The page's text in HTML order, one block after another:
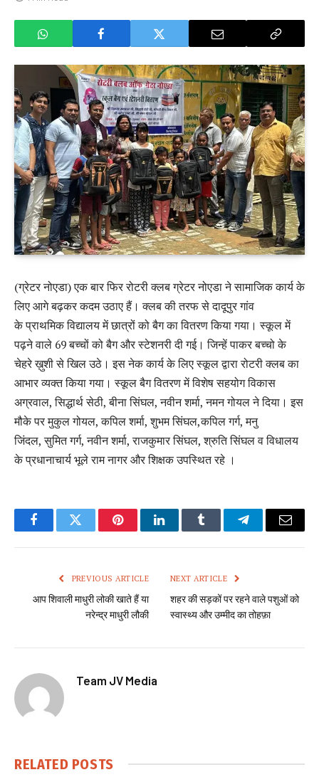
(ग्रेटर नोएडा) एक बार फिर रोटरी क्लब ग्रेटर नोएडा ने सामाजिक कार्य के
लिए आगे बढ़कर कदम उठाए हैं। क्लब की तरफ से दादूपुर गांव
के प्राथमिक विद्यालय में छात्रों को बैग का वितरण किया गया। स्कूल में
पढ़ने वाले 69 बच्चों को बैग और स्टेशनरी दी गई। जिन्हें पाकर बच्चो के
चेहरे ख़ुशी से खिल उठे। इस नेक कार्य के लिए स्कूल द्वारा रोटरी क्लब का
आभार व्यक्त किया गया। स्कूल बैग वितरण में विशेष सहयोग विकास
अग्रवाल, सिद्धार्थ सेठी, बीना सिंघल, नवीन शर्मा, नमन गोयल ने दिया। इस
मौके पर मुकुल गोयल, कपिल शर्मा, शुभम सिंघल,कपिल गर्ग, मनु
जिंदल, सुमित गर्ग, नवीन शर्मा, राजकुमार सिंघल, श्रुति सिंघल व विधालय
के प्रधानाचार्य भूले राम नागर और शिक्षक उपस्थित रहे ।
FacebookTwitter PinterestLinkedInTumblr TelegramEmail
PREVIOUS ARTICLE
आप शिवाली माधुरी लोकी खाते हैं या
नरेन्द्र माधुरी लौकी
NEXT ARTICLE
शहर की सड़कों पर रहने वाले पशुओं को
स्वास्थ्य और उम्मीद का तोहफ़ा
Team JV Media
RELATED POSTS